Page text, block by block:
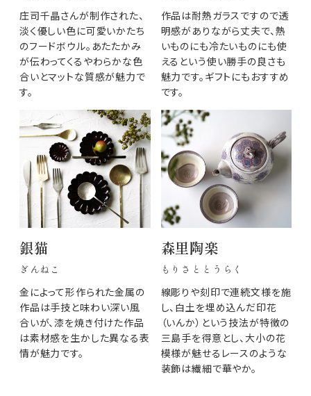
庄司千晶さんが制作された、
淡く優しい色に可愛いかたち
のフードボウル。あたたかみ
が伝わってくるやわらかな色
合いとマットな質感が魅力で
す。
作品は耐熱ガラスですので透
明感がありながら丈夫で、熱
いものにも冷たいものにも使
えるという使い勝手の良さも
魅力です。ギフトにもおすすめ
です。
銀猫
ぎんねこ
金によって形作られた金属の
作品は手技と味わい深い風
合いが、漆を焼き付けた作品
は素材感を生かした異なる表
情が魅力です。
森里陶楽
もりさととうらく
線彫りや刻印で連続文様を施
し、白土を埋め込んだ印花
（いんか）という技法が特徴の
三島手を得意とし、大小の花
模様が魅せるレースのような
装飾は繊細で華やか。